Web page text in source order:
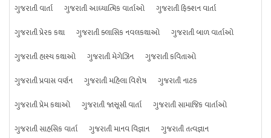
ગુજરાતી વાર્તા ગુજરાતી આધ્યાત્મિક વાર્તાઓ
ગુજરાતી ફિક્શન વાર્તા
ગુજરાતી પ્રેરક કથા
ગુજરાતી ક્લાસિક નવલકથાઓ
ગુજરાતી બાળ વાર્તાઓ
ગુજરાતી હાસ્ય કથાઓ
ગુજરાતી મેગેઝિન
ગુજરાતી કવિતાઓ
ગુજરાતી પ્રવાસ વર્ણન
ગુજરાતી મહિલા વિશેષ
ગુજરાતી નાટક
ગુજરાતી પ્રેમ કથાઓ
ગુજરાતી જાસૂસી વાર્તા
ગુજરાતી સામાજિક વાર્તાઓ
ગુજરાતી સાહસિક વાર્તા
ગુજરાતી માનવ વિજ્ઞાન ગુજરાતી તત્વજ્ઞાન